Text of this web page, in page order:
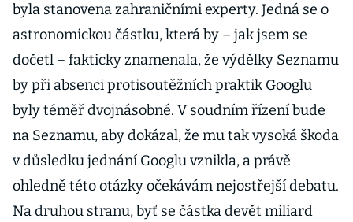
byla stanovena zahraničními experty. Jedná se o
astronomickou částku, která by – jak jsem se
dočetl – fakticky znamenala, že výdělky Seznamu
by při absenci protisoutěžních praktik Googlu
byly téměř dvojnásobné. V soudním řízení bude
na Seznamu, aby dokázal, že mu tak vysoká škoda
v důsledku jednání Googlu vznikla, a právě
ohledně této otázky očekávám nejostřejší debatu.
Na druhou stranu, byť se částka devět miliard